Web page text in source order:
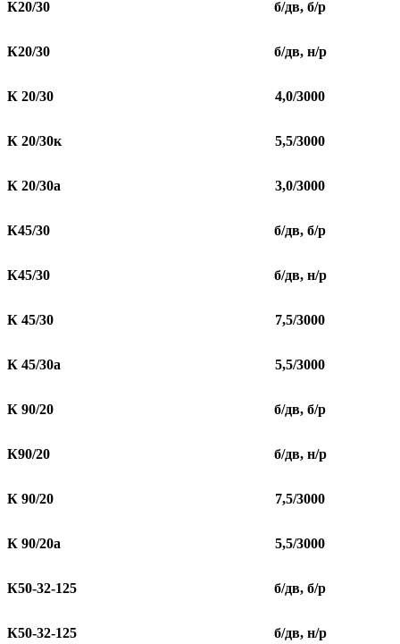
К20/30 б/дв, б/р
К20/30 б/дв, н/р
К 20/30 4,0/3000
К 20/30к 5,5/3000
К 20/30а 3,0/3000
К45/30 б/дв, б/р
К45/30 б/дв, н/р
К 45/30 7,5/3000
К 45/30а 5,5/3000
К 90/20 б/дв, б/р
К90/20 б/дв, н/р
К 90/20 7,5/3000
К 90/20а 5,5/3000
К50-32-125 б/дв, б/р
К50-32-125 б/дв, н/р